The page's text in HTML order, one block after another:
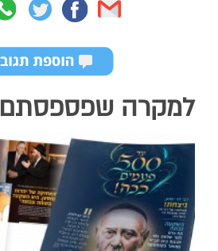
למקרה שפספסתם